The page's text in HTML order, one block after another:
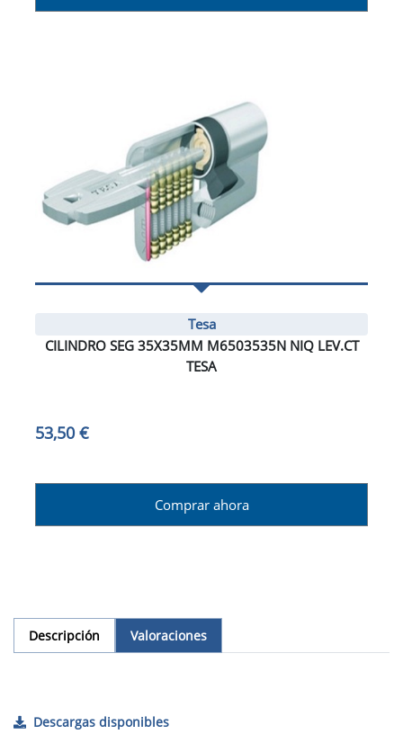
Tesa
CILINDRO SEG 35X35MM M6503535N NIQ LEV.CT
TESA
53,50 €
Comprar ahora
Descripción Valoraciones
Descargas disponibles